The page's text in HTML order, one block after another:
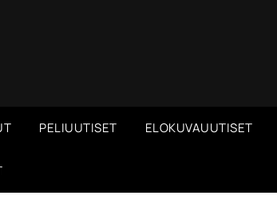
PELIUUTISET ELOKUVAUUTISET